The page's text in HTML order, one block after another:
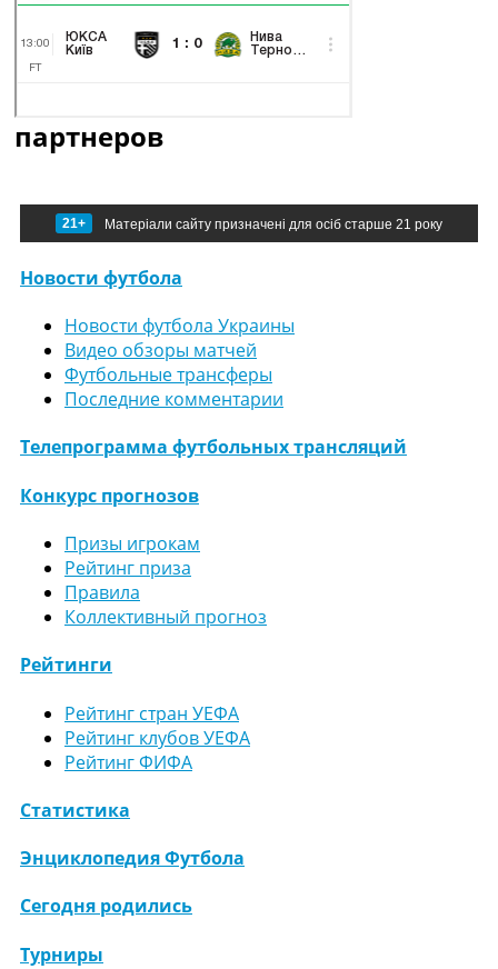
партнеров
21+ Матеріали сайту призначені для осіб старше 21 року
Новости футбола
Новости футбола Украины
Видео обзоры матчей
Футбольные трансферы
Последние комментарии
Телепрограмма футбольных трансляций
Конкурс прогнозов
Призы игрокам
Рейтинг приза
Правила
Коллективный прогноз
Рейтинги
Рейтинг стран УЕФА
Рейтинг клубов УЕФА
Рейтинг ФИФА
Статистика
Энциклопедия Футбола
Сегодня родились
Турниры